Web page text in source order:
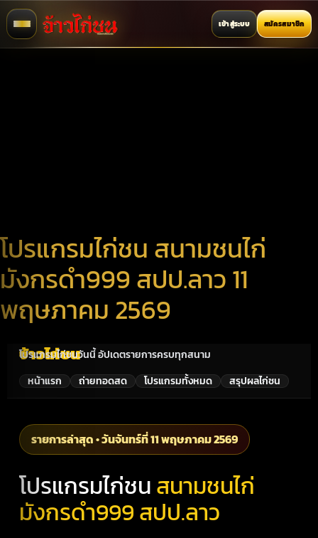
เข้าสู่ระบบ สมัครสมาชิก
โปรแกรมไก่ชน สนามชนไก่
มังกรดำ999 สปป.ลาว 11
พฤษภาคม 2569
จ้าวไก่ชน
โปรแกรมไก่ชนวันนี้ อัปเดตรายการครบทุกสนาม
หน้าแรก
ถ่ายทอดสด โปรแกรมทั้งหมด สรุปผลไก่ชน
รายการล่าสุด • วันจันทร์ที่ 11 พฤษภาคม 2569
โปรแกรมไก่ชนสนามชนไก่
มังกรดำ999 สปป.ลาว